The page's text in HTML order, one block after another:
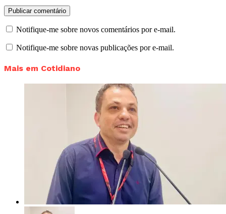
Notifique-me sobre novos comentários por e-mail.
Notifique-me sobre novas publicações por e-mail.
Mais em Cotidiano